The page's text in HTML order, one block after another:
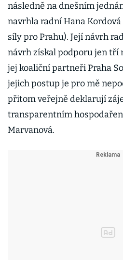
následně na dnešním
navrhla radní Hana
síly pro Prahu). Její návrh
návrh získal podporu jen tří
jej koaliční partneři Praha
jejich postup je pro mě
přitom veřejně deklarují
transparentním hospodaření
Marvanová.